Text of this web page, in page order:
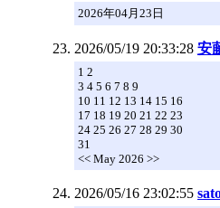
2026年04月23日
2026/05/19 20:33:28 安
1 2
3 4 5 6 7 8 9
10 11 12 13 14 15 16
17 18 19 20 21 22 23
24 25 26 27 28 29 30
31
<< May 2026 >>
2026/05/16 23:02:55